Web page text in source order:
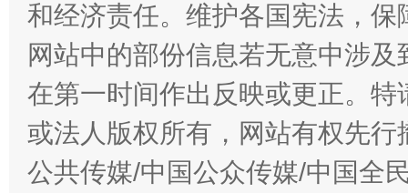
习近平的博鳌关键词
魏明
和经济责任。维护各国宪法，
网站中的部份信息若无意中涉
在第一时间作出反映或更正。
或法人版权所有，网站有权先
公共传媒/中国公众传媒/中国全